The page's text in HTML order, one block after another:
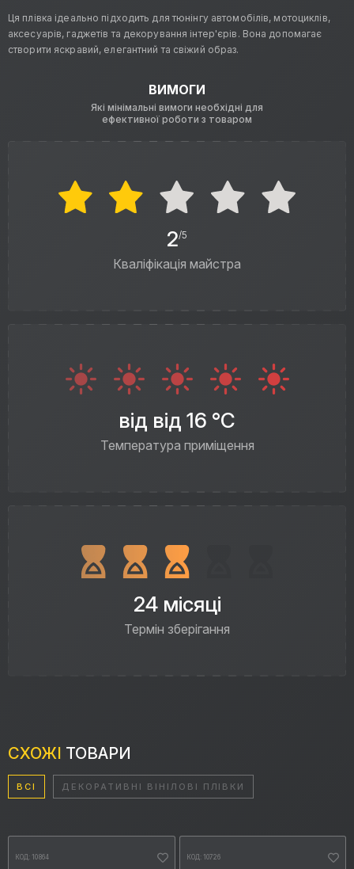
Ця плівка ідеально підходить для тюнінгу автомобілів, мотоциклів,
аксесуарів, гаджетів та декорування інтер'єрів. Вона допомагає
створити яскравий, елегантний та свіжий образ.
ВИМОГИ
Які мінімальні вимоги необхідні для
ефективної роботи з товаром
2/5
Кваліфікація майстра
від від 16 °C
Температура приміщення
24 місяці
Термін зберігання
СХОЖІ ТОВАРИ
ВСІ ДЕКОРАТИВНІ ВІНІЛОВІ ПЛІВКИ
КОД: 10864 КОД: 10726